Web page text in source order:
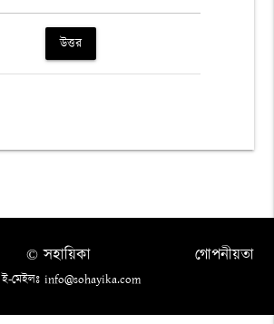
উত্তর
গোপনীয়তা
© সহায়িকা
ই-মেইলঃ info@sohayika.com